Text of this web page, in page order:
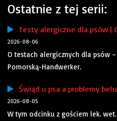
Ostatnie z tej serii:
Testy alergiczne dla psów |
2026-08-06
O testach alergicznych dla psów
Pomorską-Handwerker.
Świąd u psa a problemy
2026-08-05
W tym odcinku z gościem lek.